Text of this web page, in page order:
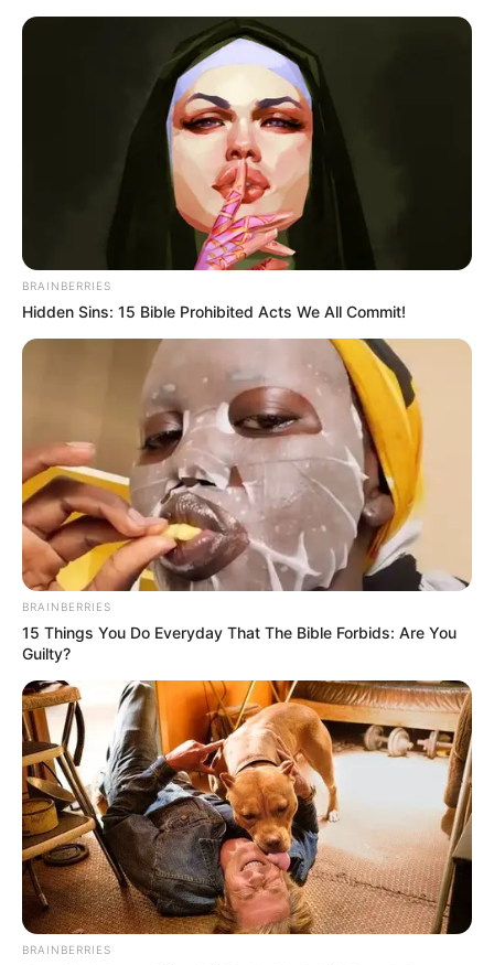
Home > Brasil Dinheiro Economia > FGTS > Notícia
Saque-aniversário do FGTS em 2023 já está disponível
Saque-aniversário do FGTS em
2023 já está disponível
01:30 Brasil
O período de saques começa no primeiro dia útil do mês de
aniversário do trabalhador.
—Foto/Reprodução.
BRAINBERRIES
Hidden Sins: 15 Bible Prohibited Acts We All Commit!
BRAINBERRIES
15 Things You Do Everyday That The Bible Forbids: Are You
Guilty?
BRAINBERRIES